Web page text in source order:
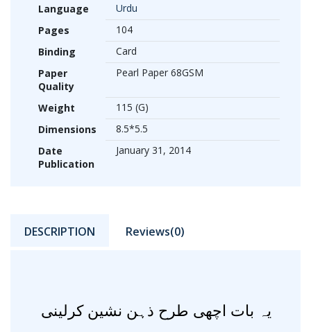
Language
Urdu
Pages
104
Binding
Card
Paper
Quality
Pearl Paper 68GSM
Weight
115 (G)
Dimensions
8.5*5.5
Date
Publication
January 31, 2014
DESCRIPTION Reviews(0)
یہ بات اچھی طرح ذہن نشین کرلینی